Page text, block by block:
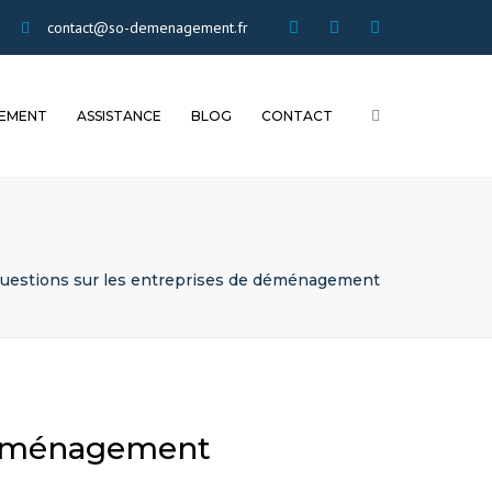
contact@so-demenagement.fr
twitter Facebook
ASSISTANCE BLOG CONTACT
sur les entreprises de déménagement